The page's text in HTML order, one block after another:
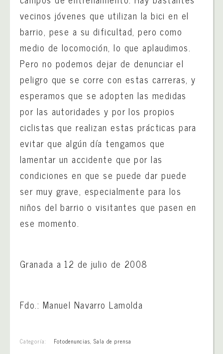
vecinos jóvenes que utilizan la bici en el
barrio, pese a su dificultad, pero como
medio de locomoción, lo que aplaudimos.
Pero no podemos dejar de denunciar el
peligro que se corre con estas carreras, y
esperamos que se adopten las medidas
por las autoridades y por los propios
ciclistas que realizan estas prácticas para
evitar que algún día tengamos que
lamentar un accidente que por las
condiciones en que se puede dar puede
ser muy grave, especialmente para los
niños del barrio o visitantes que pasen en
ese momento.
Granada a 12 de julio de 2008
Fdo.: Manuel Navarro Lamolda
Categoría: Fotodenuncias,Sala de prensa